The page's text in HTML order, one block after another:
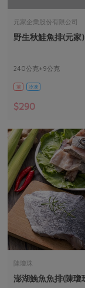
水畜加工品
調理食材・點心
調味醬料/南北貨
保健食品
居家好物
美妝保養
家庭清潔
日用品
料理方式
醬料
湯品．鍋物
涼拌沙拉
飲品
主題食譜
異國料理
年菜食譜
傳到心坎裡，誠心
合作25-精選產品第
更多當季產品
議題活動
主婦聯盟X樂齡網
30%rPET紅烏龍茶
2024農業發展計畫
更多議題活動
傳到心坎裡，誠
廚房瑜伽
減硝酸鹽
減添加物
公益金
更多議題
生活者e週
綠主張月
員工與求才
自主把關
檢驗報告
硝酸鹽檢驗
社員權益
合作社法規
社務專區
選舉專區
媒體報導
元家企業股份有限公司
野生秋鮭魚排(元
240公克±9公克
葷 冷凍
$290
陳瓊珠
澎湖鮸魚魚排(陳